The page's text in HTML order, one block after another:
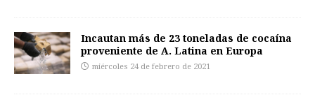
Incautan más de 23 toneladas de cocaína
proveniente de A. Latina en Europa
miércoles 24 de febrero de 2021